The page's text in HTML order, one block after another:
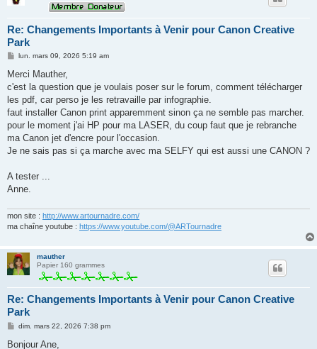
Re: Changements Importants à Venir pour Canon Creative
Park
M
s
a
g
lun. mars 09, 2026 5:19 am
Merci Mauther,
c'est la question que je voulais poser sur le forum, comment télécharger
les pdf, car perso je les retravaille par infographie.
faut installer Canon print apparemment sinon ça ne semble pas marcher.
pour le moment j'ai HP pour ma LASER, du coup faut que je rebranche
ma Canon jet d'encre pour l'occasion.
Je ne sais pas si ça marche avec ma SELFY qui est aussi une CANON ?
A tester ...
Anne.
mon site : http://www.artournadre.com/
ma chaîne youtube : https://www.youtube.com/@ARTournadre
mauther
Papier 160 grammes
Re: Changements Importants à Venir pour Canon Creative
Park
M
s
dim. mars 22, 2026 7:38 pm
Bonjour Ane,